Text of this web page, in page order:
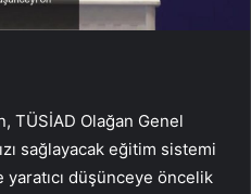
TÜSİAD Olağan Genel
sağlayacak eğitim sistemi
düşünceye öncelik